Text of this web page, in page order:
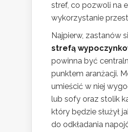
stref, co pozwoli na
wykorzystanie
Najpierw, zastanów
strefą
powinna być
punktem aranżacji.
umieścić w niej
lub sofy oraz stolik
który będzie służył
do odkładania